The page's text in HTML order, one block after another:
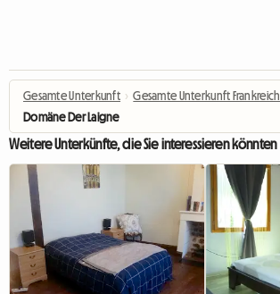
Gesamte Unterkunft › Gesamte Unterkunft Frankreich
Domäne Der Laigne
Weitere Unterkünfte, die Sie interessieren könnten